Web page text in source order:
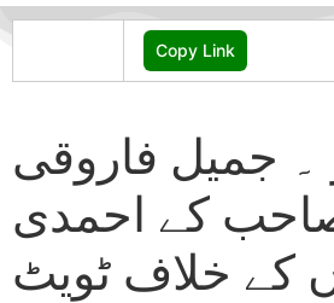
Copy Link
۔ جمیل فاروقی
کے احمدی
کے خلاف ٹویٹ